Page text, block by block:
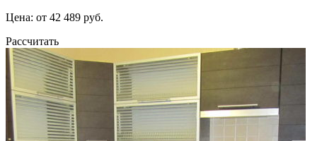
Цена: от 42 489 руб.
Рассчитать